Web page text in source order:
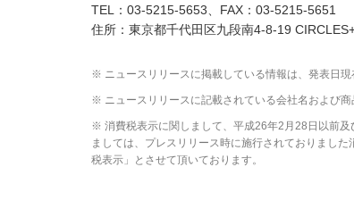
TEL：03-5215-5653、FAX：03-5215-5651
住所：東京都千代田区九段南4-8-19
※ ニュースリリースに掲載している情報は、発表日
※ ニュースリリースに記載されている会社名および
※ 消費税表示に関しまして、平成26年2月28日以前
ましては、プレスリリース時に施行されておりまし
税表示」とさせて頂いております。